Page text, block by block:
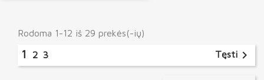
Rodoma 1-12 iš 29 prekės(-ių)
1 2 3 Tęsti 